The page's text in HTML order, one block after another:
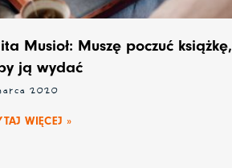
Musioł: Muszę poczuć książkę,
ją wydać
2020
WIĘCEJ »